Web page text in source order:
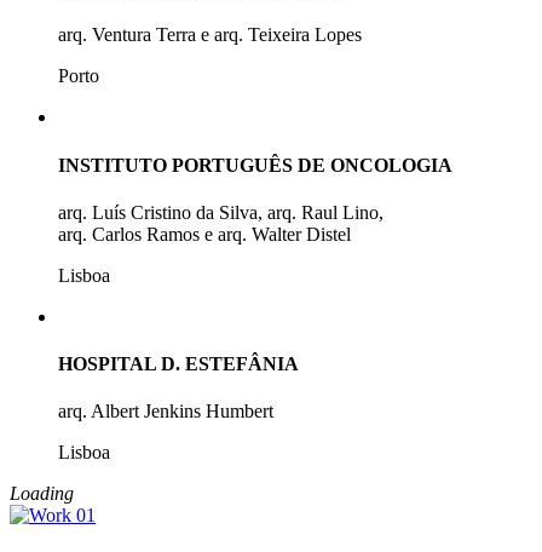
arq. Ventura Terra e arq. Teixeira Lopes
Porto
INSTITUTO PORTUGUÊS DE ONCOLOGIA
arq. Luís Cristino da Silva, arq. Raul Lino,
arq. Carlos Ramos e arq. Walter Distel
Lisboa
HOSPITAL D. ESTEFÂNIA
arq. Albert Jenkins Humbert
Lisboa
Loading